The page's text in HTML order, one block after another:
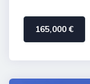
165,000 €